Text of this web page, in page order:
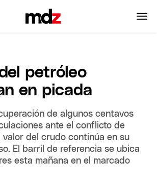
petróleo
en picada
de algunos centavos
ante el conflicto de
valor del crudo continúa en su
El barril de referencia se ubica
esta mañana en el marcado